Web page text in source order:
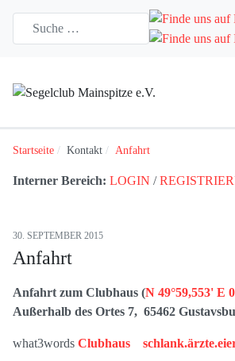
Startseite Kontakt Anfahrt
Interner Bereich: LOGIN /
30. SEPTEMBER 2015
Anfahrt
Anfahrt zum Clubhaus (N 49°59,553' E
Außerhalb des Ortes 7, 65462
what3words Clubhaus